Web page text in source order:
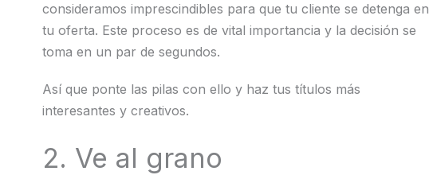
consideramos imprescindibles para que tu cliente se detenga en
tu oferta. Este proceso es de vital importancia y la decisión se
toma en un par de segundos.
Así que ponte las pilas con ello y haz tus títulos más
interesantes y creativos.
2. Ve al grano